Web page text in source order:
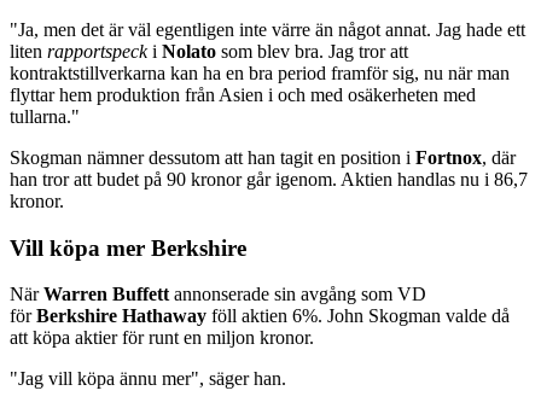
"Ja, men det är väl egentligen inte värre än något annat. Jag hade ett
liten rapportspecki Nolato som blev bra. Jag tror att
kontraktstillverkarna kan ha en bra period framför sig, nu när man
flyttar hem produktion från Asien i och med osäkerheten med
tullarna."
Skogman nämner dessutom att han tagit en position i Fortnox, där
han tror att budet på 90 kronor går igenom. Aktien handlas nu i 86,7
kronor.
Vill köpa mer Berkshire
NärWarren Buffett annonserade sin avgång som VD
förBerkshire Hathaway föll aktien 6%. John Skogman valde då
att köpa aktier för runt en miljon kronor.
"Jag vill köpa ännu mer", säger han.